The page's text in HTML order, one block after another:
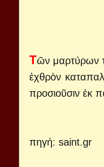
Tῶν μαρτύρων
ἐχθρὸν
προσιοῦσιν ἐκ
πηγή: saint.gr